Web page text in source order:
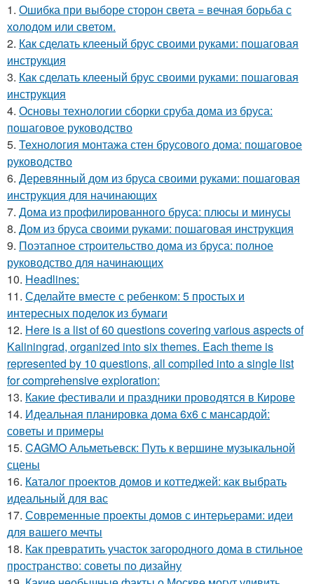
1. Ошибка при выборе сторон света = вечная борьба с
холодом или светом.
2. Как сделать клееный брус своими руками: пошаговая
инструкция
3. Как сделать клееный брус своими руками: пошаговая
инструкция
4. Основы технологии сборки сруба дома из бруса:
пошаговое руководство
5. Технология монтажа стен брусового дома: пошаговое
руководство
6. Деревянный дом из бруса своими руками: пошаговая
инструкция для начинающих
7. Дома из профилированного бруса: плюсы и минусы
8. Дом из бруса своими руками: пошаговая инструкция
9. Поэтапное строительство дома из бруса: полное
руководство для начинающих
10. Headlines:
11. Сделайте вместе с ребенком: 5 простых и
интересных поделок из бумаги
12. Here is a list of 60 questions covering various aspects of
Kaliningrad, organized into six themes. Each theme is
represented by 10 questions, all compiled into a single list
for comprehensive exploration:
13. Какие фестивали и праздники проводятся в Кирове
14. Идеальная планировка дома 6х6 с мансардой:
советы и примеры
15. CAGMO Альметьевск: Путь к вершине музыкальной
сцены
16. Каталог проектов домов и коттеджей: как выбрать
идеальный для вас
17. Современные проекты домов с интерьерами: идеи
для вашего мечты
18. Как превратить участок загородного дома в стильное
пространство: советы по дизайну